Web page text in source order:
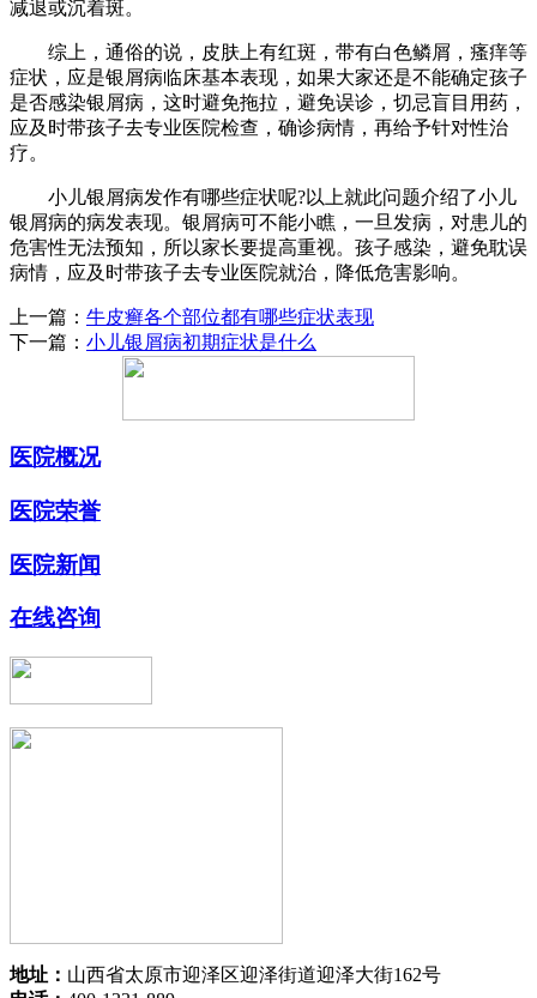
减退或沉着斑。
综上，通俗的说，皮肤上有红斑，带有白色鳞屑，瘙痒等
症状，应是银屑病临床基本表现，如果大家还是不能确定孩子
是否感染银屑病，这时避免拖拉，避免误诊，切忌盲目用药，
应及时带孩子去专业医院检查，确诊病情，再给予针对性治
疗。
小儿银屑病发作有哪些症状呢?以上就此问题介绍了小儿
银屑病的病发表现。银屑病可不能小瞧，一旦发病，对患儿的
危害性无法预知，所以家长要提高重视。孩子感染，避免耽误
病情，应及时带孩子去专业医院就治，降低危害影响。
上一篇： 牛皮癣各个部位都有哪些症状表现
下一篇： 小儿银屑病初期症状是什么
医院概况
医院荣誉
医院新闻
在线咨询
地址： 山西省太原市迎泽区迎泽街道迎泽大街162号